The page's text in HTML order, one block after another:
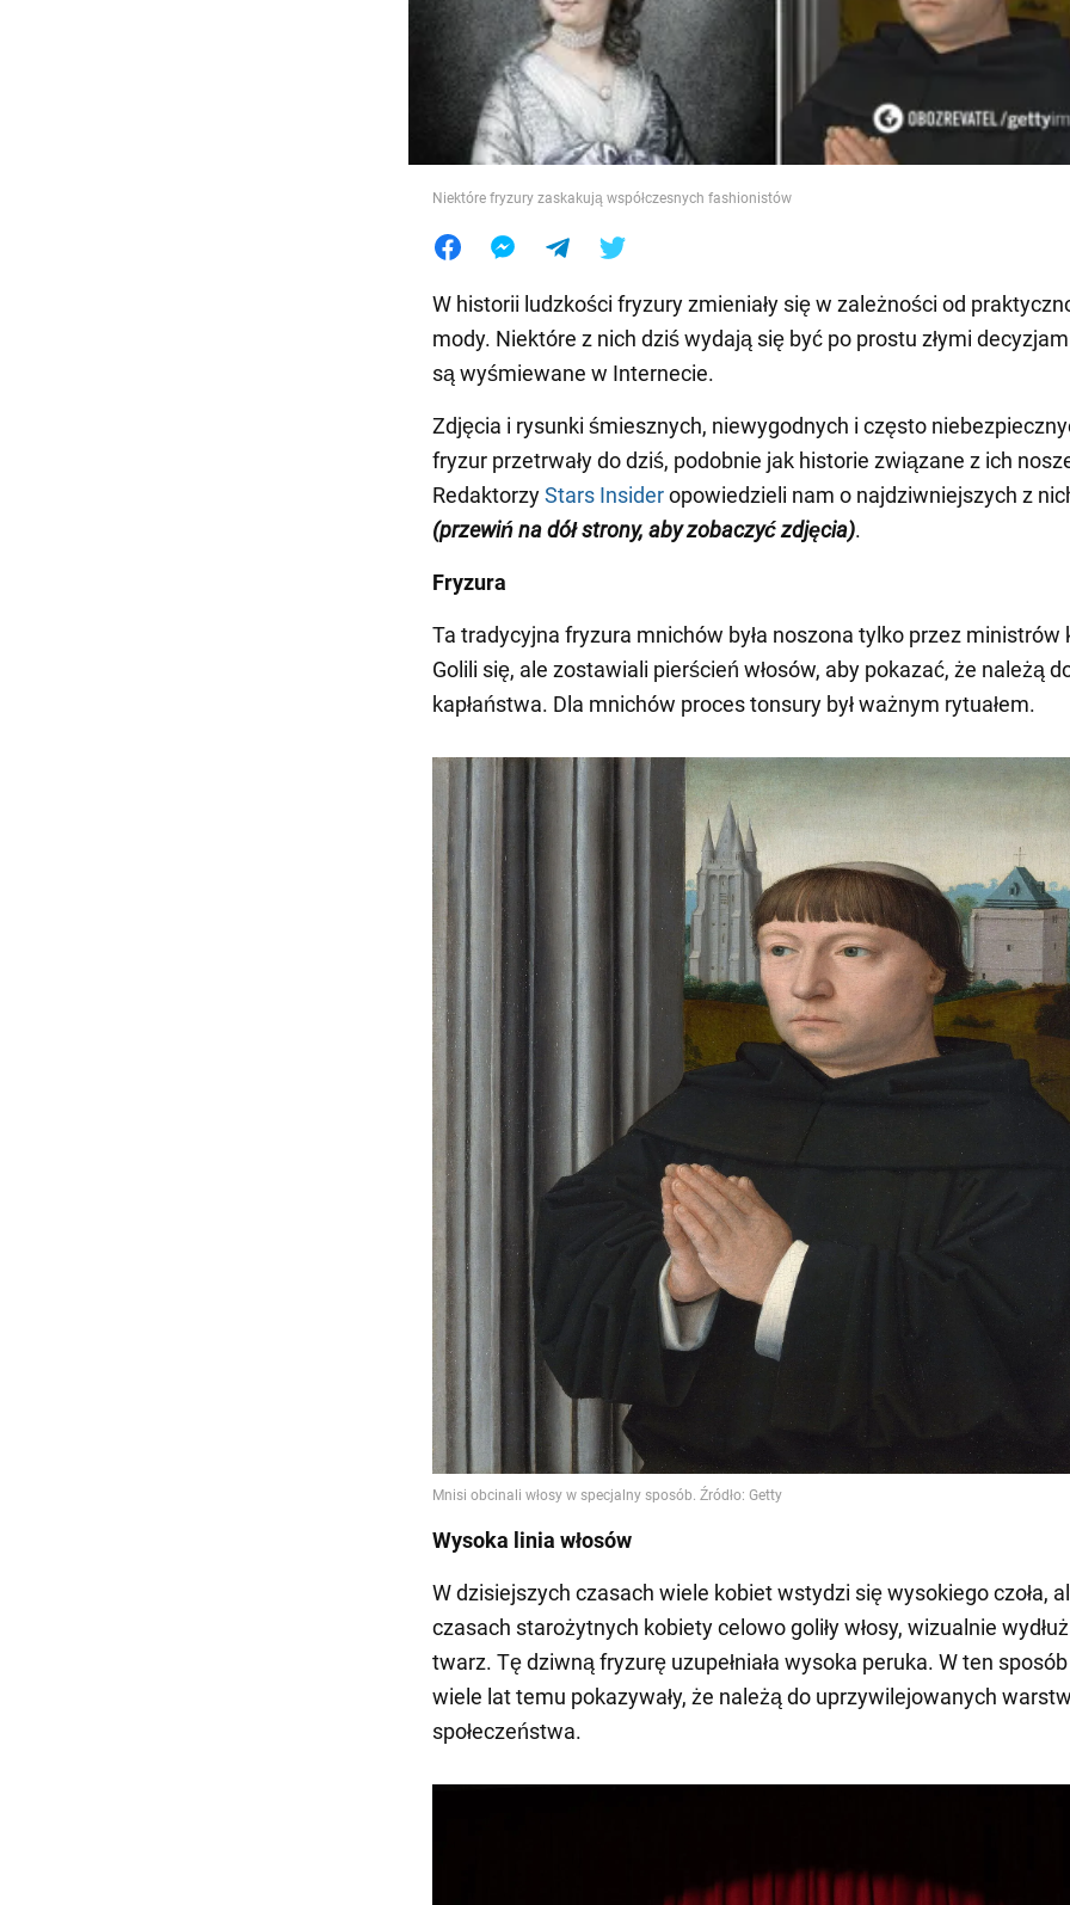
Jedzenie
Niektóre fryzury zaskakują współczesnych fashionistów
W historii ludzkości fryzury zmieniały się w zależności od
mody. Niektóre z nich dziś wydają się być po prostu złymi
są wyśmiewane w Internecie.
Zdjęcia i rysunki śmiesznych, niewygodnych i często
fryzur przetrwały do dziś, podobnie jak historie związane z ich
RedaktorzyStars Insideropowiedzieli nam o najdziwniejszych z
(przewiń na dół strony, aby zobaczyć zdjęcia).
Fryzura
Ta tradycyjna fryzura mnichów była noszona tylko przez ministrów
Golili się, ale zostawiali pierścień włosów, aby pokazać, że należą
kapłaństwa. Dla mnichów proces tonsury był ważnym rytuałem.
Wysoka linia włosów
W dzisiejszych czasach wiele kobiet wstydzi się wysokiego czoła,
czasach starożytnych kobiety celowo goliły włosy, wizualnie
twarz. Tę dziwną fryzurę uzupełniała wysoka peruka. W ten
wiele lat temu pokazywały, że należą do uprzywilejowanych
społeczeństwa.